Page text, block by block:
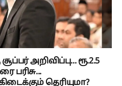
அறிவிப்பு... ரூ.2.5
பரிசு...
தெரியுமா?